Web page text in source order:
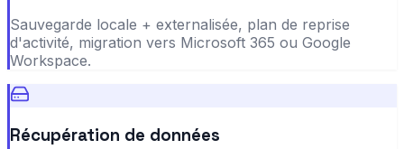
Sauvegarde locale + externalisée, plan de reprise
d'activité, migration vers Microsoft 365 ou Google
Workspace.
Récupération de données